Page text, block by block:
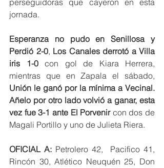
perseguidoras que cayeron en esta
jornada.
Esperanza no pudo en Senillosa y
Perdió 2-0, Los Canales derrotó a Villa
iris 1-0 con gol de Kiara Herrera,
Unión le ganó por la mínima a Vecinal.
Añelo por otro lado volvió a ganar, esta
vez fue 3-1 ante El Porvenir con dos de
Magali Portillo y uno de Julieta Riera.
OFICIAL A: Petrolero 42,  Pacifico 41,
Rincón 30, Atlético Neuquén 25, Don